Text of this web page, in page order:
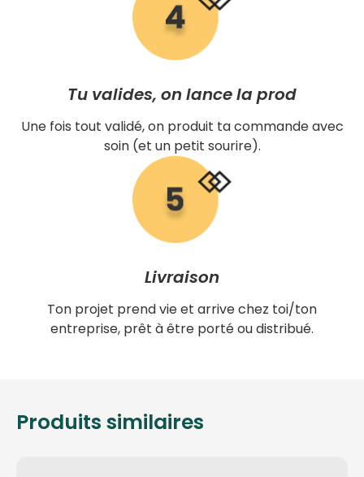
Tu valides, on lance la prod
Une fois tout validé, on produit ta commande avec
soin (et un petit sourire).
Livraison
Ton projet prend vie et arrive chez toi/ton
entreprise, prêt à être porté ou distribué.
Produits similaires